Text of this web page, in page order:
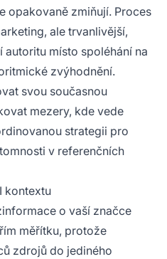
opakovaně zmiňují. Proces
ale trvanlivější,
místo spoléhání na
zvýhodnění.
svou současnou
mezery, kde vede
strategii pro
v referenčních
kontextu
o vaší značce
měřítku, protože
zdrojů do jediného